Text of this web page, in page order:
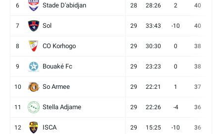
6 Stade D'abidjan 28 28:26 2 40
7 Sol 29 33:43 -10 40
8 CO Korhogo 29 30:30 0 38
9 Bouaké Fc 29 23:23 0 38
10 So Armee 29 22:21 1 37
11 Stella Adjame 29 22:26 -4 36
12 ISCA 29 15:25 -10 36